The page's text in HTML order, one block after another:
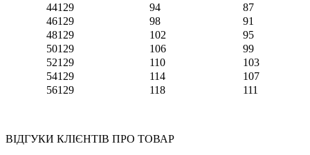
44129 94
87
46129 98
91
48129 102
95
50129 106
99
52129 110
103
54129 114
107
56129 118 111
ВІДГУКИ КЛІЄНТІВ ПРО ТОВАР